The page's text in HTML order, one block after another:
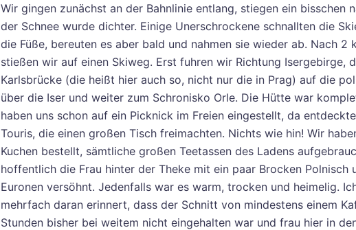
Wir gingen zunächst an der Bahnlinie entlang, stiegen ein bisschen
der Schnee wurde dichter. Einige Unerschrockene schnallten die
die Füße, bereuten es aber bald und nahmen sie wieder ab. Nach 2
stießen wir auf einen Skiweg. Erst fuhren wir Richtung Isergebirge,
Karlsbrücke (die heißt hier auch so, nicht nur die in Prag) auf die
über die Iser und weiter zum Schronisko Orle. Die Hütte war
haben uns schon auf ein Picknick im Freien eingestellt, da
Touris, die einen großen Tisch freimachten. Nichts wie hin! Wir
Kuchen bestellt, sämtliche großen Teetassen des Ladens
hoffentlich die Frau hinter der Theke mit ein paar Brocken Polnisch
Euronen versöhnt. Jedenfalls war es warm, trocken und heimelig.
mehrfach daran erinnert, dass der Schnitt von mindestens einem
Stunden bisher bei weitem nicht eingehalten war und frau hier in